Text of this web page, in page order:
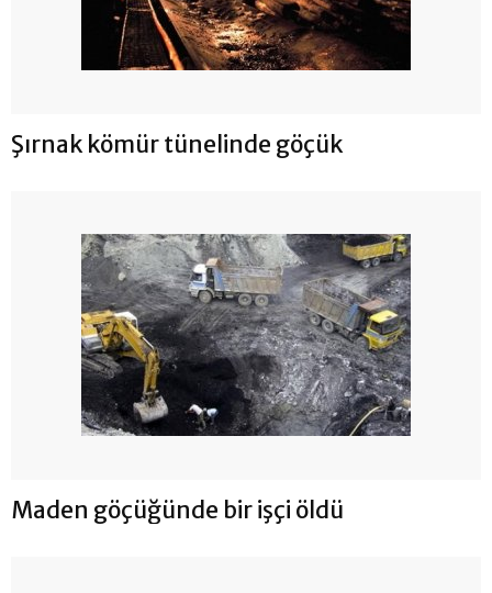
Şırnak kömür tünelinde göçük
Maden göçüğünde bir işçi öldü